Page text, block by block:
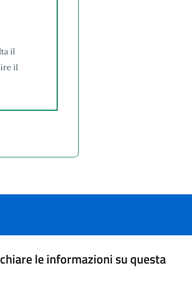
il
il
le informazioni su questa